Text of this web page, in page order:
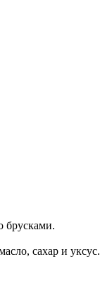
брусками.
сахар и уксус.